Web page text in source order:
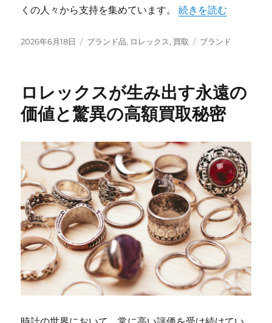
くの人々から支持を集めています。“ロレックスが秘め
続きを読む
投
2026年6月18日
カ
ー
ブランド品, ロレックス, 買取
タ
ブランド
ロレックスが生み出す永遠の
価値と驚異の高額買取秘密